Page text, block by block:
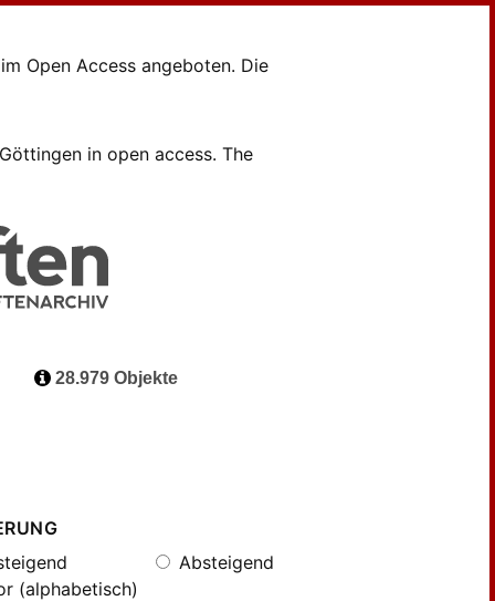
Open Access angeboten. Die
in open access. The
28.979 Objekte
Absteigend
(alphabetisch)